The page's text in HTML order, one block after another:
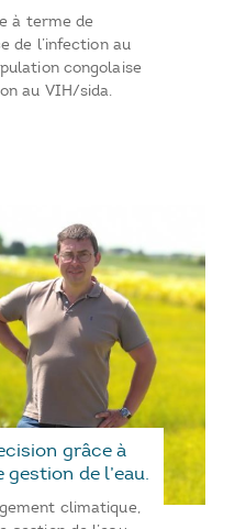
à terme de
de l’infection au
congolaise
au VIH/sida.
grâce à
de l’eau.
climatique,